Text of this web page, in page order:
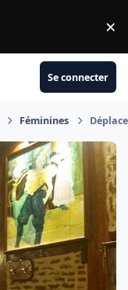
×
Se connecter
Féminines